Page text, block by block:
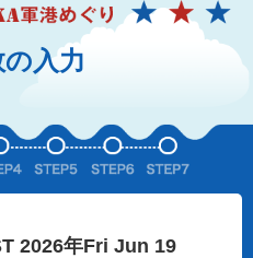
の入力
2026年Fri Jun 19